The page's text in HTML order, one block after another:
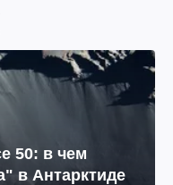
50: в чем
в Антарктиде